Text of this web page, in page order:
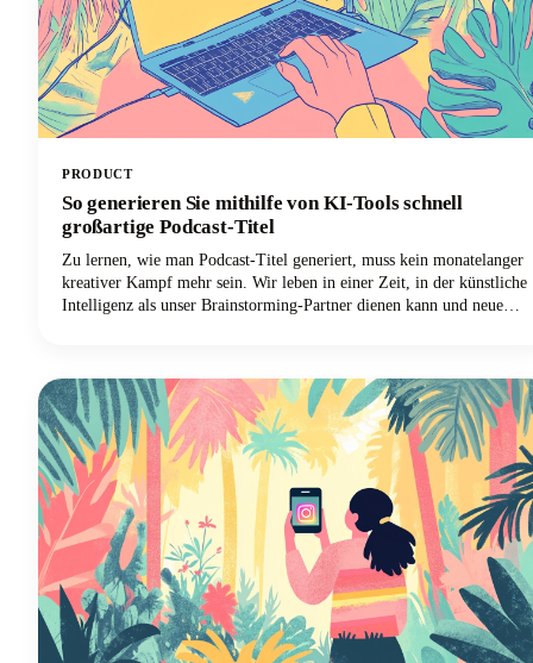
PRODUCT
So generieren Sie mithilfe von KI-Tools schnell
großartige Podcast-Titel
Zu lernen, wie man Podcast-Titel generiert, muss kein monatelanger
kreativer Kampf mehr sein. Wir leben in einer Zeit, in der künstliche
Intelligenz als unser Brainstorming-Partner dienen kann und neue
Namen zu erstellen, der einprägsam, auffindbar und perfekt zu Ihrer
Marke passt.